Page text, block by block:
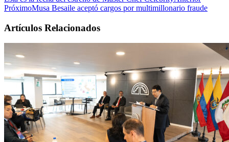
PróximoMusa Besaile aceptó cargos por multimillonario fraude
Artículos Relacionados